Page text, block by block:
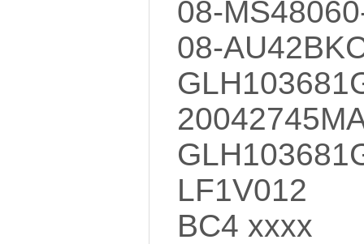
08-
08-
LF1V012
BC4 xxxx